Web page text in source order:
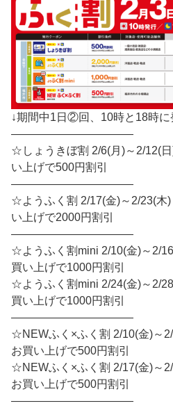
↓期間中1日②回、10時と18時に
———————————
☆しょうきぼ割 2/6(月)～2/12(
い上げで500円割引
———————————
☆ようふく割 2/17(金)～2/23(木
い上げで2000円割引
———————————
☆ようふく割mini 2/10(金)～2/
買い上げで1000円割引
☆ようふく割mini 2/24(金)～2/
買い上げで1000円割引
———————————
☆NEWふく×ふく割 2/10(金)～
お買い上げで500円割引
☆NEWふく×ふく割 2/17(金)～
お買い上げで500円割引
———————————